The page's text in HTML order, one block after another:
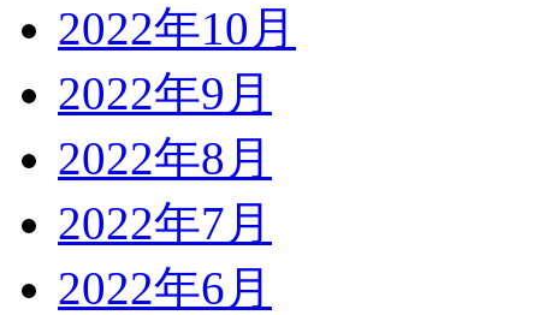
2022年10月
2022年9月
2022年8月
2022年7月
2022年6月